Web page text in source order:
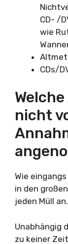
CD- /
wie
CDs/
nicht
Wie
in den
jeden Müll an.
Unabhängig
zu keiner